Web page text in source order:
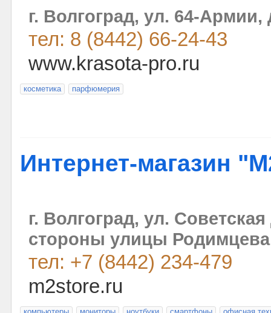
г. Волгоград, ул. 64-Армии,
тел: 8 (8442) 66-24-43
www.krasota-pro.ru
косметика парфюмерия
Интернет-магазин
г. Волгоград, ул.
стороны улицы Родимцева
тел: +7 (8442) 234-479
m2store.ru